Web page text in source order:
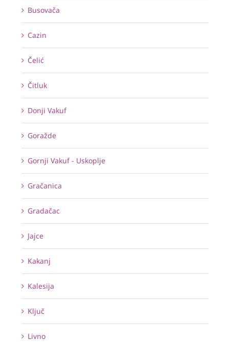
Busovača
Cazin
Čelić
Čitluk
Donji Vakuf
Goražde
Gornji Vakuf - Uskoplje
Gračanica
Gradačac
Jajce
Kakanj
Kalesija
Ključ
Livno